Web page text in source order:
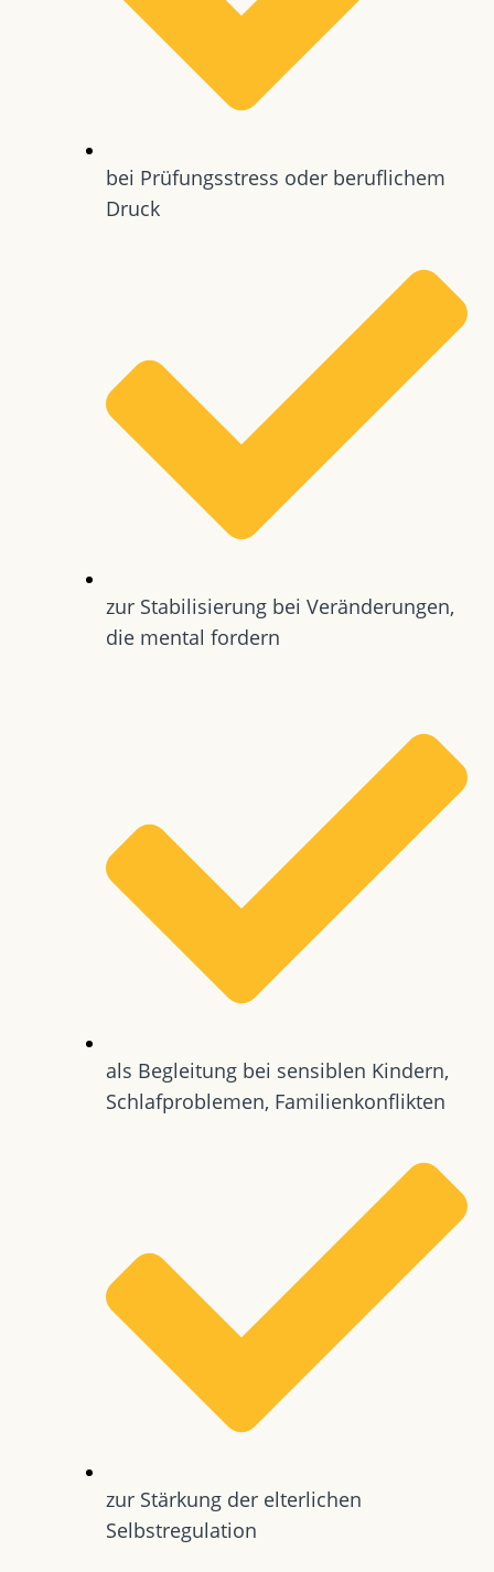
bei Prüfungsstress oder beruflichem
Druck
zur Stabilisierung bei Veränderungen,
die mental fordern
als Begleitung bei sensiblen Kindern,
Schlafproblemen, Familienkonflikten
zur Stärkung der elterlichen
Selbstregulation